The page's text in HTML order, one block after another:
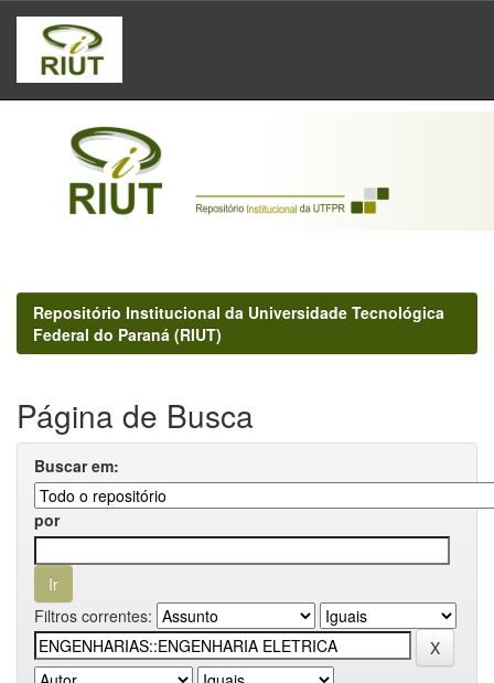
Skip
navigation
Repositório Institucional da Universidade Tecnológica
Federal do Paraná (RIUT)
Página de Busca
Buscar em:
por
Filtros correntes: